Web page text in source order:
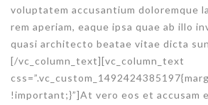
voluptatem accusantium doloremque
rem aperiam, eaque ipsa quae ab illo
quasi architecto beatae vitae dicta
[/vc_column_text][vc_column_text
!important;}”]At vero eos et accusam